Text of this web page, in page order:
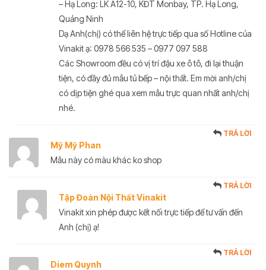
– Hạ Long: LK A12-10, KĐT Monbay, TP. Hạ Long,
Quảng Ninh
Dạ Anh(chị) có thể liên hệ trực tiếp qua số Hotline của
Vinakit ạ: 0978 566 535 – 0977 097 588
Các Showroom đều có vị trí đậu xe ô tô, đi lại thuận
tiện, có đầy đủ mẫu tủ bếp – nội thất. Em mời anh/chị
có dịp tiện ghé qua xem mẫu trực quan nhất anh/chị
nhé.
Mỹ Mỹ Phan
TRẢ LỜI
Mẫu này có màu khác ko shop
Tập Đoàn Nội Thất Vinakit
TRẢ LỜI
Vinakit xin phép được kết nối trực tiếp để tư vấn đến
Anh (chị) ạ!
Diem Quynh
TRẢ LỜI